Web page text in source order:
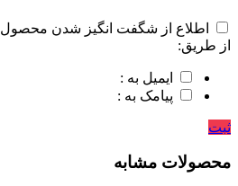
اطلاع از شگفت انگیز شدن محصول
از طریق:
ایمیل به :
پیامک به :
ثبت
محصولات مشابه